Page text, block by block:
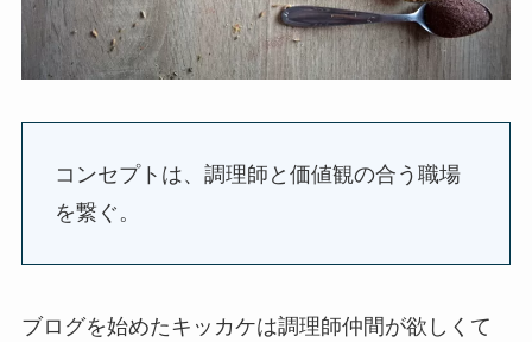
コンセプトは、調理師と価値観の合う職場
を繋ぐ。
ブログを始めたキッカケは調理師仲間が欲しくて